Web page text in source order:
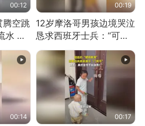
00:12
腾空跳
水 节
么做
00:19
12岁摩洛哥男孩边境哭泣
恳求西班牙士兵：“可不
可以不要把我遣返回国”
00:14 00:17